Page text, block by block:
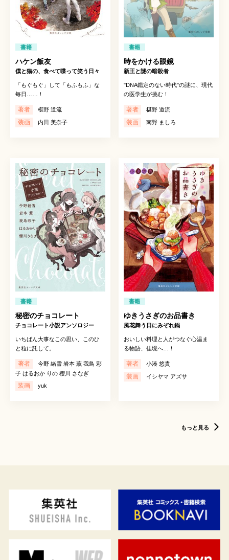
書籍
ハケン飯友
僕と猫の、食べて喋って笑う日々
「もぐもぐ」して「もふもふ」な
毎日……！
著者 椹野 道流
装画 内田 美奈子
書籍
時をかける眼鏡
新王と謎の暗殺者
"DNA鑑定のない時代"の謎に、現代
の医学生が挑む！
著者 椹野 道流
装画 南野 ましろ
書籍
秘密のチョコレート
チョコレート小説アンソロジー
いちばん大事なこの思い、このひ
と粒に託して。
著者
今野 緒雪 岩本 薫 我鳥 彩
子 はるおか りの 櫻川 さなぎ
装画 yuk
書籍
ゆきうさぎのお品書き
風花舞う日にみぞれ鍋
おいしい料理と人がつなぐ心温ま
る物語、佳境へ…！
著者 小湊 悠貴
装画 イシヤマ アズサ
もっと見る